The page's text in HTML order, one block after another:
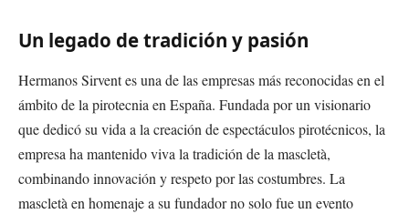
Un legado de tradición y pasión
Hermanos Sirvent es una de las empresas más reconocidas en el
ámbito de la pirotecnia en España. Fundada por un visionario
que dedicó su vida a la creación de espectáculos pirotécnicos, la
empresa ha mantenido viva la tradición de la mascletà,
combinando innovación y respeto por las costumbres. La
mascletà en homenaje a su fundador no solo fue un evento